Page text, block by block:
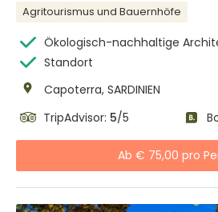
Agritourismus und Bauernhöfe
Ökologisch-nachhaltige
Standort
Capoterra, SARDINIEN
TripAdvisor: 5/5
Ab € 75,00 pro